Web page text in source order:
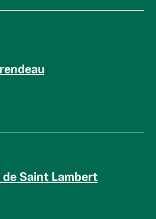
de Saint Lambert